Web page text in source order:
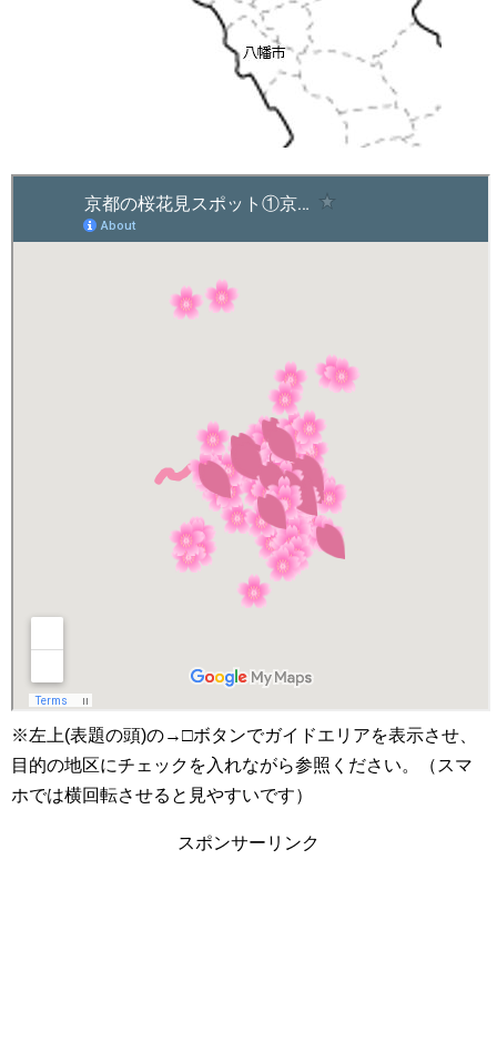
※左上(表題の頭)の→□ボタンでガイドエリアを表示させ、
目的の地区にチェックを入れながら参照ください。（スマ
ホでは横回転させると見やすいです）
スポンサーリンク